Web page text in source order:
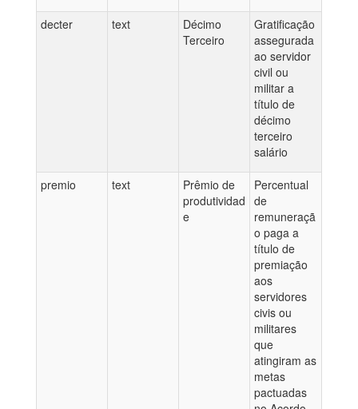
decter text
Décimo
Terceiro
Gratificação
assegurada
ao servidor
civil ou
militar a
título de
décimo
terceiro
salário
premio text
Prêmio de
produtividad
e
Percentual
de
remuneraçã
o paga a
título de
premiação
aos
servidores
civis ou
militares
que
atingiram as
metas
pactuadas